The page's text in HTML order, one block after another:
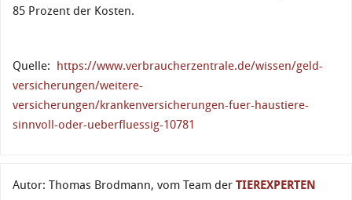
85 Prozent der Kosten.
Quelle:
https://www.verbraucherzentrale.de/wissen/geld-
versicherungen/weitere-
versicherungen/krankenversicherungen-fuer-haustiere-
sinnvoll-oder-ueberfluessig-10781
Autor: Thomas Brodmann, vom Team der TIEREXPERTEN